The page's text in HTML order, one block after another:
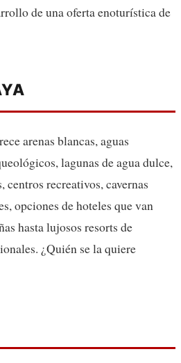
de una oferta enoturística de
arenas blancas, aguas
lagunas de agua dulce,
centros recreativos, cavernas
opciones de hoteles que van
hasta lujosos resorts de
¿Quién se la quiere